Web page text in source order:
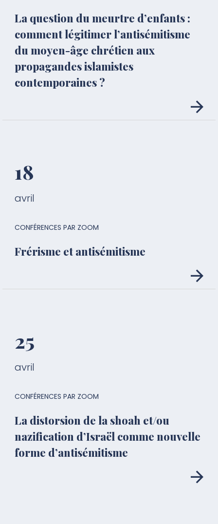
La question du meurtre d’enfants :
comment légitimer l’antisémitisme
du moyen-âge chrétien aux
propagandes islamistes
contemporaines ?
18
avril
Frérisme et antisémitisme
CONFÉRENCES PAR ZOOM
25
avril
La distorsion de la shoah et/ou
nazification d’Israël comme nouvelle
forme d’antisémitisme
CONFÉRENCES PAR ZOOM